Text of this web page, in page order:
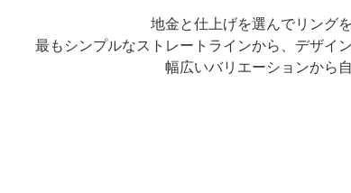
地金と仕上げを選んでリング
最もシンプルなストレートラインから、デザイ
幅広いバリエーションから